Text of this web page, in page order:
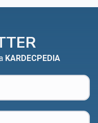
KARDECPEDIA